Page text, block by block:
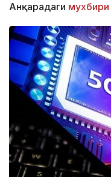
Анқарадаги мухбири